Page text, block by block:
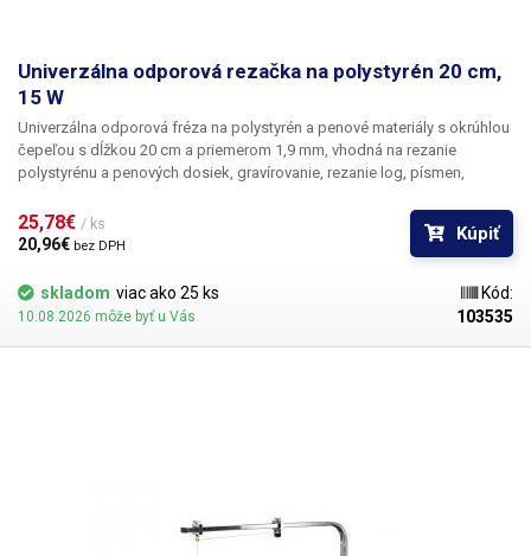
Univerzálna odporová rezačka na polystyrén 20 cm,
15 W
Univerzálna odporová fréza na polystyrén a penové materiály s okrúhlou
čepeľou s dĺžkou 20 cm a priemerom 1,9 mm, vhodná na rezanie
polystyrénu a penových dosiek, gravírovanie, rezanie log, písmen,
typ rezačky využije každý domáci majster, modelár alebo dekoratér pri
výrobe a rezaní modelov a dekorácií z rôznych druhov polystyrénu.
Rezačka nemá reguláciu výkonu, po zapnutí sa čepeľ automaticky a
trvalo zahreje na teplotu 300 °C. Rez je čistý a hladký a nepotrebuje
ďalšie ostrenie ani nastavovanie. Nôž sa nezahrieva po celej svojej dĺžke
(20 cm), ale len od špičky smerom nadol v dĺžke 13 cm. Dĺžka rezu noža
je teda 13 cm.Obsah balenia.
25,78€ / ks
20,96€ bez DPH
Kúpiť
skladom viac ako 25 ks
10.08.2026 môže byť u Vás
Kód:
103535